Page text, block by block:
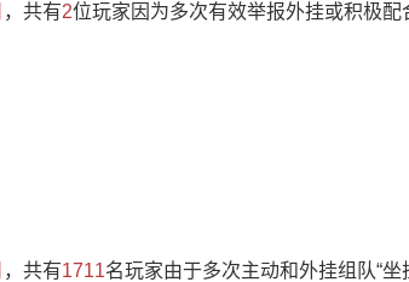
，共有2位玩家因为多次有效举报外挂或积极
，共有1711名玩家由于多次主动和外挂组队“坐